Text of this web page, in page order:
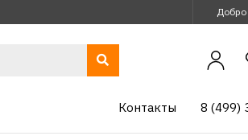
Добро
8 (499)
Контакты